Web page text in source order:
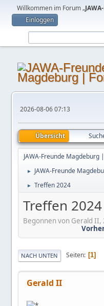
Willkommen im Forum „
Einloggen
2026-08-06 07:13
Übersicht
JAWA-Freunde Magdeburg
► JAWA-Freunde
► Treffen 2024
Treffen 2024
Begonnen von Gerald II,
NACH UNTEN Seiten 1
Gerald II